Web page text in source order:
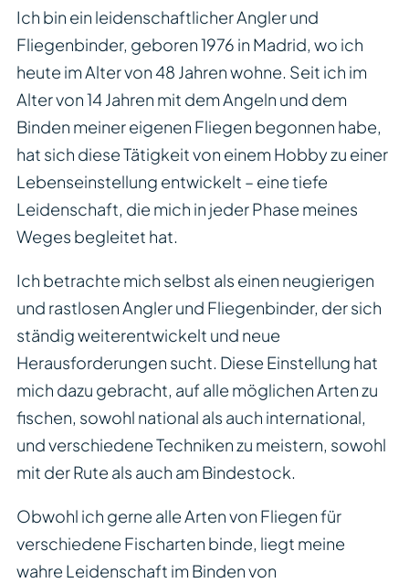
Ich bin ein leidenschaftlicher Angler und
Fliegenbinder, geboren 1976 in Madrid, wo ich
heute im Alter von 48 Jahren wohne. Seit ich im
Alter von 14 Jahren mit dem Angeln und dem
Binden meiner eigenen Fliegen begonnen habe,
hat sich diese Tätigkeit von einem Hobby zu einer
Lebenseinstellung entwickelt – eine tiefe
Leidenschaft, die mich in jeder Phase meines
Weges begleitet hat.
Ich betrachte mich selbst als einen neugierigen
und rastlosen Angler und Fliegenbinder, der sich
ständig weiterentwickelt und neue
Herausforderungen sucht. Diese Einstellung hat
mich dazu gebracht, auf alle möglichen Arten zu
fischen, sowohl national als auch international,
und verschiedene Techniken zu meistern, sowohl
mit der Rute als auch am Bindestock.
Obwohl ich gerne alle Arten von Fliegen für
verschiedene Fischarten binde, liegt meine
wahre Leidenschaft im Binden von